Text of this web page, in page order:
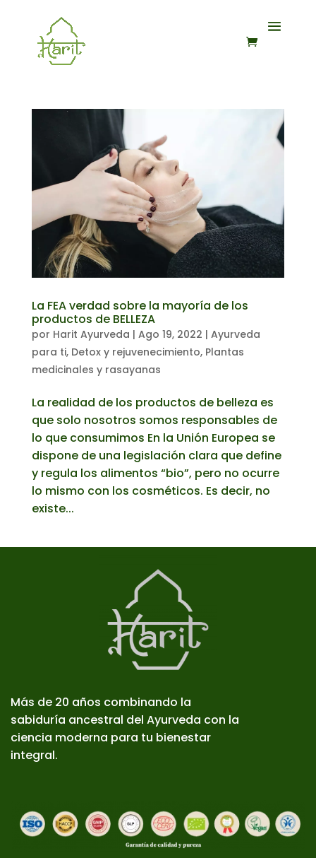
La FEA verdad sobre la mayoría de los
productos de BELLEZA
por Harit Ayurveda | Ago 19, 2022 | Ayurveda
para ti, Detox y rejuvenecimiento, Plantas
medicinales y rasayanas
La realidad de los productos de belleza es
que solo nosotros somos responsables de
lo que consumimos En la Unión Europea se
dispone de una legislación clara que define
y regula los alimentos “bio”, pero no ocurre
lo mismo con los cosméticos. Es decir, no
existe...
Más de 20 años combinando la
sabiduría ancestral del Ayurveda con la
ciencia moderna para tu bienestar
integral.